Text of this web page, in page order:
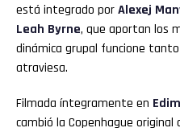
está integrado porAlexej
Leah Byrne, que aportan los
dinámica grupal funcione
atraviesa.
Filmada íntegramente en
cambió la Copenhague original